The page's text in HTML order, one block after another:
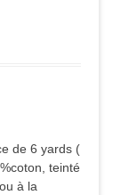
de 6 yards (
teinté
à la